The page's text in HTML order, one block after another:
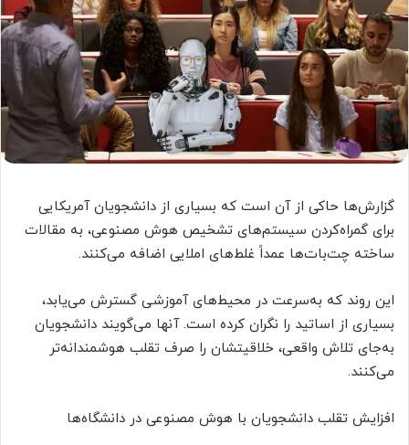
گزارش‌ها حاکی از آن است که بسیاری از دانشجویان آمریکایی
برای گمراه‌کردن سیستم‌های تشخیص هوش مصنوعی، به مقالات
ساخته چت‌بات‌ها عمداً غلط‌های املایی اضافه می‌کنند.
این روند که به‌سرعت در محیط‌های آموزشی گسترش می‌یابد،
بسیاری از اساتید را نگران کرده است. آنها می‌گویند دانشجویان
به‌جای تلاش واقعی، خلاقیتشان را صرف تقلب هوشمندانه‌تر
می‌کنند.
افزایش تقلب دانشجویان با هوش مصنوعی در دانشگاه‌ها